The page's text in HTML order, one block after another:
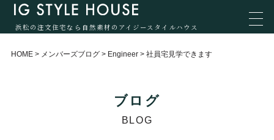
浜松の注文住宅なら自然素材のアイジースタイルハウス
HOME > メンバーズブログ > Engineer > 社員宅見学できます
ブログ
BLOG